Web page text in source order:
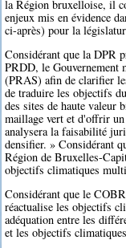
la Région bruxelloise, il
enjeux mis en évidence
ci-après) pour la
Considérant que la DPR
PRDD, le Gouvernement
(PRAS) afin de clarifier
de traduire les objectifs
des sites de haute valeur
maillage vert et d'offrir
analysera la faisabilité
densifier. » Considérant
Région de Bruxelles-
objectifs climatiques
Considérant que le
réactualise les objectifs
adéquation entre les
et les objectifs